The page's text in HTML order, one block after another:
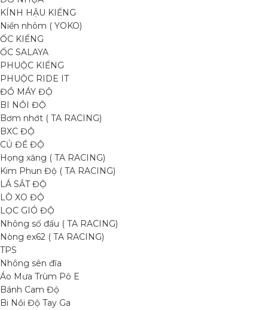
KÍNH HẬU KIỂNG
Niền nhôm ( YOKO)
ỐC KIỂNG
ỐC SALAYA
PHUỘC KIỂNG
PHUỘC RIDE IT
ĐỒ MÁY ĐỘ
BI NỒI ĐỘ
Bơm nhớt ( TA RACING)
BXC ĐỘ
CỦ ĐỀ ĐỘ
Họng xăng ( TA RACING)
Kim Phun Độ ( TA RACING)
LÁ SẮT ĐỘ
LÒ XO ĐỘ
LỌC GIÓ ĐỘ
Nhông số đấu ( TA RACING)
Nòng ex62 ( TA RACING)
TPS
Nhông sên đĩa
Áo Mưa Trùm Pô E
Bánh Cam Độ
Bi Nồi Độ Tay Ga